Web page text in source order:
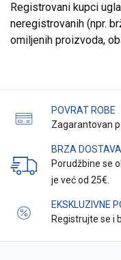
Registrovani kupci
neregistrovanih (npr.
omiljenih proizvoda,
POVRAT ROBE
Zagarantovan
BRZA DOSTAVA
Porudžbine se
je već od 25€.
EKSKLUZIVNE
Registrujte se i